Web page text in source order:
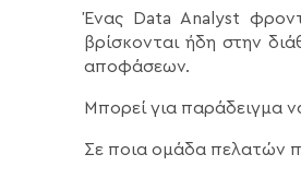
Ένας Data Analyst
βρίσκονται ήδη στην
αποφάσεων.
Μπορεί για παράδειγμα
Σε ποια ομάδα πελατών